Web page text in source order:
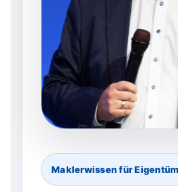
Maklerwissen für